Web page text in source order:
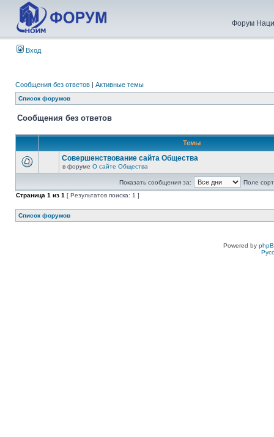
Форум
Вход
Сообщения без ответов | Активные темы
Список форумов
Сообщения без ответов
Темы
Совершенствование сайта Общества
в форуме О сайте Общества
Показать сообщения за:
Поле
Страница 1 из 1 [ Результатов поиска: 1 ]
Список форумов
Powered by